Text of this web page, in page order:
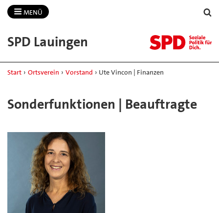
MENÜ
SPD Lauingen
Start › Ortsverein › Vorstand › Ute Vincon | Finanzen
Sonderfunktionen | Beauftragte